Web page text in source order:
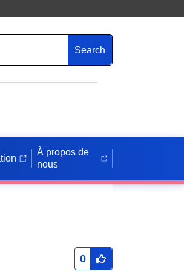
Search
À propos de
nous
0